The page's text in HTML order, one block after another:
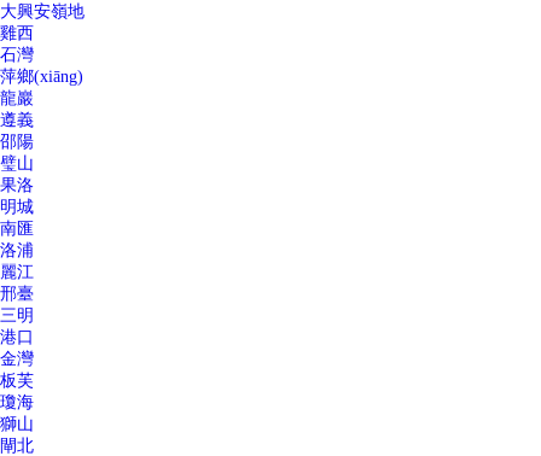
大興安嶺地
雞西
石灣
萍鄉(xiāng)
龍巖
遵義
邵陽
璧山
果洛
明城
南匯
洛浦
麗江
邢臺
三明
港口
金灣
板芙
瓊海
獅山
閘北